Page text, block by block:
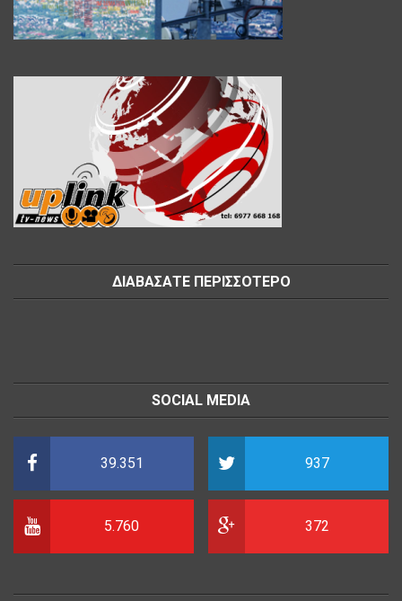
ΔΙΑΒΑΣΑΤΕ ΠΕΡΙΣΣΟΤΕΡΟ
SOCIAL MEDIA
39.351 937
5.760 372